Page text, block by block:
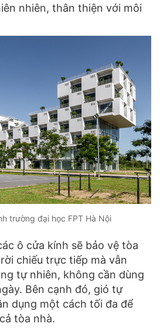
nhiên, thân thiện với môi
trường đại học FPT Hà Nội
ô cửa kính sẽ bảo vệ tòa
chiếu trực tiếp mà vẫn
tự nhiên, không cần dùng
Bên cạnh đó, gió tự
dụng một cách tối đa để
tòa nhà.